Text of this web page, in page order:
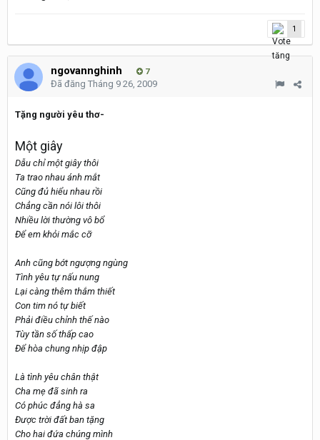
1
ngovannghinh 7
Đã đăng Tháng 9 26, 2009
Tặng người yêu thơ-
Một giây
Dẫu chỉ một giây thôi
Ta trao nhau ánh mắt
Cũng đủ hiểu nhau rồi
Chẳng cần nói lôi thôi
Nhiều lời thường vô bổ
Để em khỏi mắc cỡ
Anh cũng bớt ngượng ngùng
Tình yêu tự nấu nung
Lại càng thêm thắm thiết
Con tim nó tự biết
Phải điều chỉnh thế nào
Tùy tần số thấp cao
Để hòa chung nhịp đập
Là tình yêu chân thật
Cha mẹ đã sinh ra
Có phúc đẳng hà sa
Được trời đất ban tặng
Cho hai đứa chúng mình